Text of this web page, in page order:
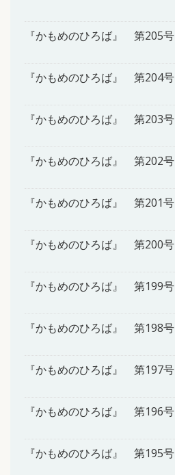
『かもめのひろば』 第205号
『かもめのひろば』 第204号
『かもめのひろば』 第203号
『かもめのひろば』 第202号
『かもめのひろば』 第201号
『かもめのひろば』 第200号
『かもめのひろば』 第199号
『かもめのひろば』 第198号
『かもめのひろば』 第197号
『かもめのひろば』 第196号
『かもめのひろば』 第195号